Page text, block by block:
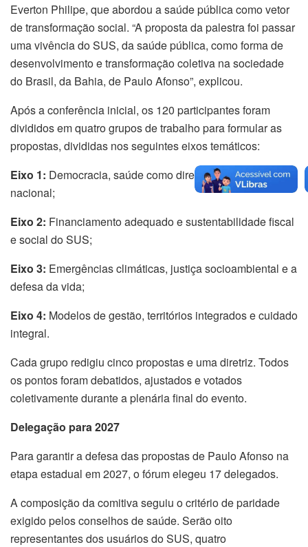
Everton Philipe, que abordou a saúde pública como vetor
de transformação social. “A proposta da palestra foi passar
uma vivência do SUS, da saúde pública, como forma de
desenvolvimento e transformação coletiva na sociedade
do Brasil, da Bahia, de Paulo Afonso”, explicou.
Após a conferência inicial, os 120 participantes foram
divididos em quatro grupos de trabalho para formular as
propostas, divididas nos seguintes eixos temáticos:
Eixo 1: Democracia, saúde como direito e soberania
nacional;
Eixo 2: Financiamento adequado e sustentabilidade fiscal
e social do SUS;
Eixo 3: Emergências climáticas, justiça socioambiental e a
defesa da vida;
Eixo 4: Modelos de gestão, territórios integrados e cuidado
integral.
Cada grupo redigiu cinco propostas e uma diretriz. Todos
os pontos foram debatidos, ajustados e votados
coletivamente durante a plenária final do evento.
Delegação para 2027
Para garantir a defesa das propostas de Paulo Afonso na
etapa estadual em 2027, o fórum elegeu 17 delegados.
A composição da comitiva seguiu o critério de paridade
exigido pelos conselhos de saúde. Serão oito
representantes dos usuários do SUS, quatro